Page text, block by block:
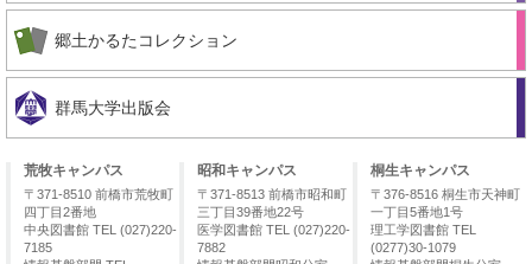
郷土かるたコレクション
群馬大学出版会
荒牧キャンパス
〒371-8510 前橋市荒牧町
四丁目2番地
中央図書館 TEL (027)220-
7185
昭和キャンパス
〒371-8513 前橋市昭和町
三丁目39番地22号
医学図書館 TEL (027)220-
7882
桐生キャンパス
〒376-8516 桐生市天神町
一丁目5番地1号
理工学図書館 TEL
(0277)30-1079